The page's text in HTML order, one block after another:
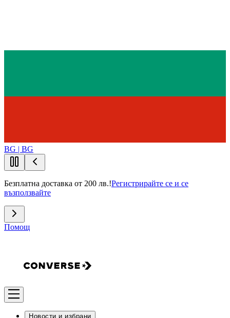
BG | BG
Безплатна доставка от 200 лв.!Регистрирайте се и се
възползвайте
Помощ
Новости и избрани